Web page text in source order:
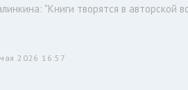
"Книги творятся в авторской
2026 16:57